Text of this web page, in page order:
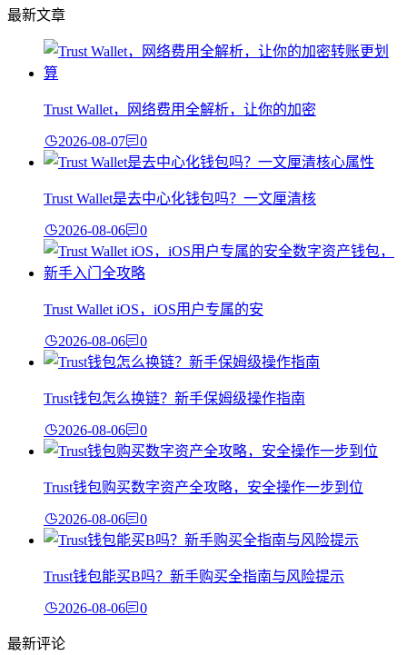
最新文章
Trust Wallet，网络费用全解析，让你的加密
2026-08-07 0
Trust Wallet是去中心化钱包吗？一文厘清核
2026-08-06 0
Trust Wallet iOS，iOS用户专属的安
2026-08-06 0
Trust钱包怎么换链？新手保姆级操作指南
2026-08-06 0
Trust钱包购买数字资产全攻略，安全操作一步到位
2026-08-06 0
Trust钱包能买B吗？新手购买全指南与风险提示
2026-08-06 0
最新评论